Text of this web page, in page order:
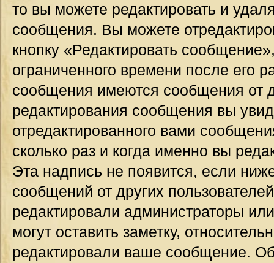
то вы можете редактировать и
сообщения. Вы можете
кнопку «Редактировать
ограниченного времени после его
сообщения имеются сообщения от
редактирования сообщения вы
отредактированного вами
сколько раз и когда именно вы
Эта надпись не появится, если
сообщений от других
редактировали администраторы
могут оставить заметку,
редактировали ваше сообщение.